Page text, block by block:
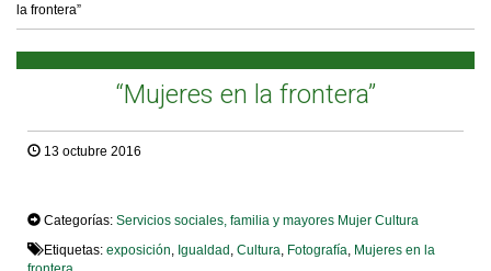
la frontera”
“Mujeres en la frontera”
13 octubre 2016
Categorías: Servicios sociales, familia y mayores Mujer Cultura
Etiquetas: exposición Igualdad Cultura Fotografía Mujeres en la